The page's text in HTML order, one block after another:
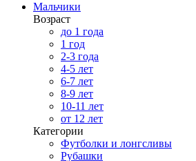
Мальчики
Возраст
до 1 года
1 год
2-3 года
4-5 лет
6-7 лет
8-9 лет
10-11 лет
от 12 лет
Категории
Футболки и лонгсливы
Рубашки